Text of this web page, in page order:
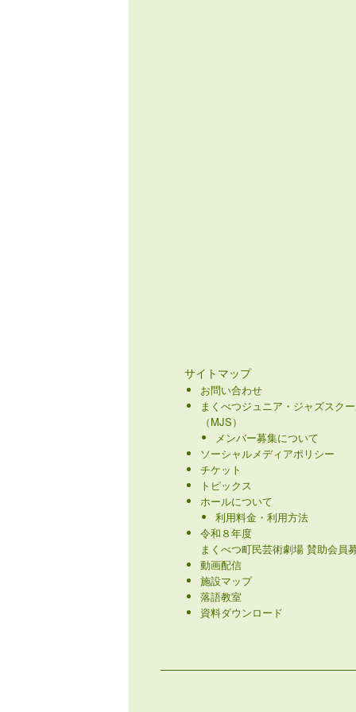
サイトマップ
お問い合わせ
まくべつジュニア・ジャズスク
（MJS）
メンバー募集について
ソーシャルメディアポリシー
チケット
トピックス
ホールについて
利用料金・利用方法
令和８年度
まくべつ町民芸術劇場 賛助会員
動画配信
施設マップ
落語教室
資料ダウンロード